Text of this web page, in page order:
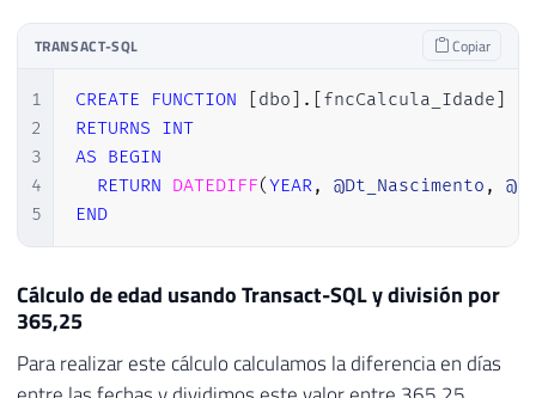
TRANSACT-SQL Copiar
1
2
3
4
5
CREATE FUNCTION [dbo] . [fncCalcula_Idade]
RETURNS INT
AS BEGIN
RETURN DATEDIFF(YEAR, @Dt_Nascimento ,
END
Cálculo de edad usando Transact-SQL y división por
365,25
Para realizar este cálculo calculamos la diferencia en días